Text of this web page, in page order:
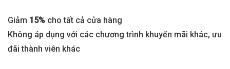
Giảm 15% cho tất cả cửa hàng
Không áp dụng với các chương trình khuyến mãi khác, ưu
đãi thành viên khác